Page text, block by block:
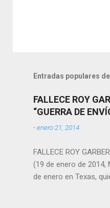
Entradas populares
FALLECE ROY
“GUERRA DE
-enero 21, 2014
FALLECE ROY
(19 de enero de
de enero en Texas,
“Estamos muy